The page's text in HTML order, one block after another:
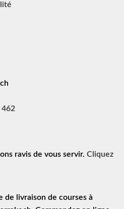
462
ravis de vous servir. Cliquez
de
livraison de courses à